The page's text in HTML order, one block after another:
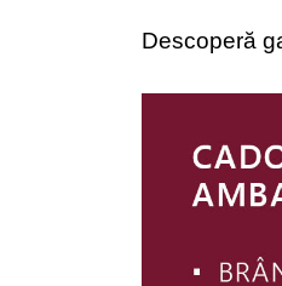
Descoperă